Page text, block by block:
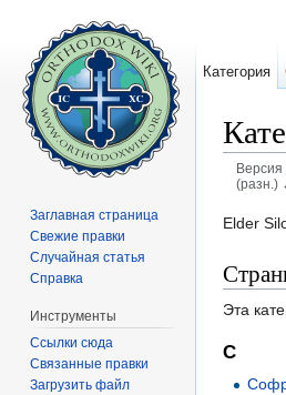
(разн.)
Elder
Эта
С
Категория
Заглавная страница
Свежие правки
Случайная статья
Справка
Инструменты
Ссылки сюда
Связанные правки
Загрузить файл